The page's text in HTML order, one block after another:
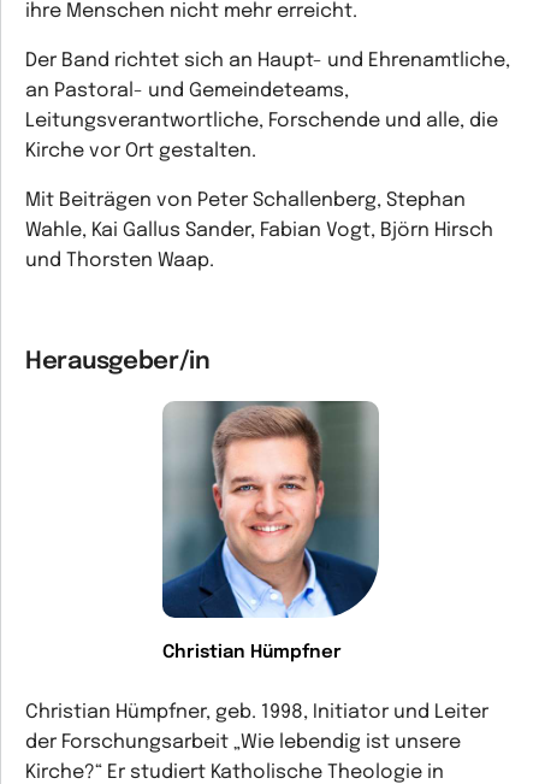
ihre Menschen nicht mehr erreicht.
Der Band richtet sich an Haupt- und Ehrenamtliche,
an Pastoral- und Gemeindeteams,
Leitungsverantwortliche, Forschende und alle, die
Kirche vor Ort gestalten.
Mit Beiträgen von Peter Schallenberg, Stephan
Wahle, Kai Gallus Sander, Fabian Vogt, Björn Hirsch
und Thorsten Waap.
Herausgeber/in
Christian Hümpfner
Christian Hümpfner, geb. 1998, Initiator und Leiter
der Forschungsarbeit „Wie lebendig ist unsere
Kirche?“ Er studiert Katholische Theologie in